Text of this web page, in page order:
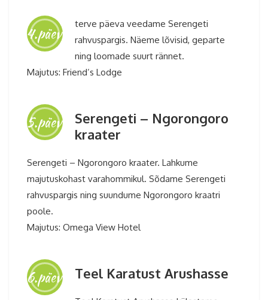
4.päev
terve päeva veedame Serengeti
rahvuspargis. Näeme lõvisid, geparte
ning loomade suurt rännet.
Majutus: Friend’s Lodge
5.päev
Serengeti – Ngorongoro
kraater
Serengeti – Ngorongoro kraater. Lahkume
majutuskohast varahommikul. Sõdame Serengeti
rahvuspargis ning suundume Ngorongoro kraatri
poole.
Majutus: Omega View Hotel
6.päev Teel Karatust Arushasse